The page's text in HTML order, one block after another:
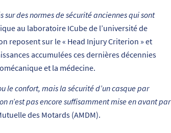
sur des normes de sécurité anciennes qui sont
au laboratoire ICube de l’université de
reposent sur le « Head Injury Criterion » et
accumulées ces dernières décennies
et la médecine.
le confort, mais la sécurité d’un casque par
n’est pas encore suffisamment mise en avant par
des Motards (AMDM).